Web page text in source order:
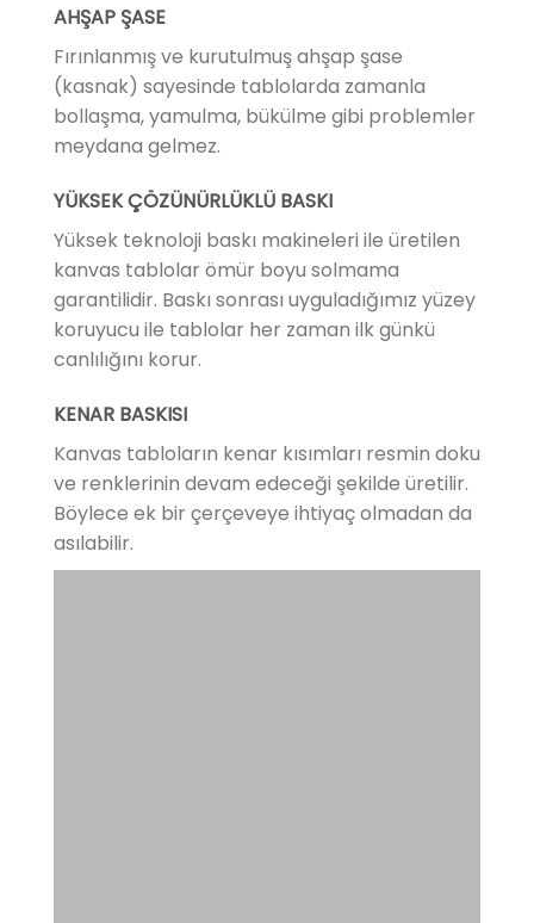
AHŞAP ŞASE
Fırınlanmış ve kurutulmuş ahşap şase
(kasnak) sayesinde tablolarda zamanla
bollaşma, yamulma, bükülme gibi problemler
meydana gelmez.
YÜKSEK ÇÖZÜNÜRLÜKLÜ BASKI
Yüksek teknoloji baskı makineleri ile üretilen
kanvas tablolar ömür boyu solmama
garantilidir. Baskı sonrası uyguladığımız yüzey
koruyucu ile tablolar her zaman ilk günkü
canlılığını korur.
KENAR BASKISI
Kanvas tabloların kenar kısımları resmin doku
ve renklerinin devam edeceği şekilde üretilir.
Böylece ek bir çerçeveye ihtiyaç olmadan da
asılabilir.